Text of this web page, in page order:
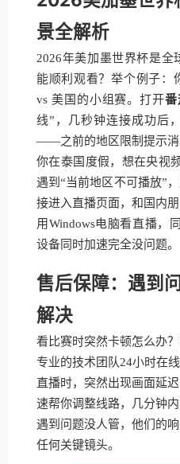
景全解析
2026年美加墨世界杯是全
能顺利观看？举个例子：
vs 美国的小组赛。打开番
线”，几秒钟连接成功后
——之前的地区限制提示消
你在泰国度假，想在央视
遇到“当前地区不可播放”
接进入直播页面，和国内
用Windows电脑看直播，
设备同时加速完全没问题。
售后保障：遇到
解决
看比赛时突然卡顿怎么办？
专业的技术团队24小时在
直播时，突然出现画面延
速帮你调整线路，几分钟
遇到问题没人管，他们的
任何关键镜头。